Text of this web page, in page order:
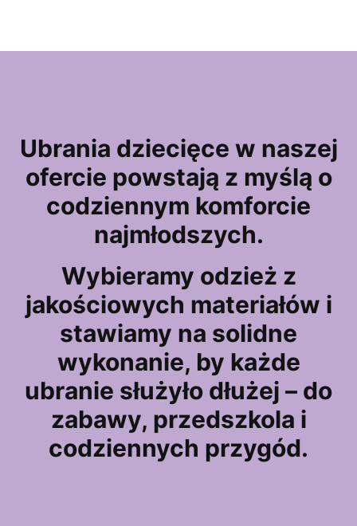
Ubrania dziecięce w naszej
ofercie powstają z myślą o
codziennym komforcie
najmłodszych.
Wybieramy odzież z
jakościowych materiałów i
stawiamy na solidne
wykonanie, by każde
ubranie służyło dłużej – do
zabawy, przedszkola i
codziennych przygód.